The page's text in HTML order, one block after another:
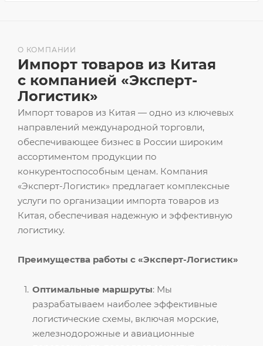
Импорт товаров из Китая — одно из ключевых
направлений международной торговли,
обеспечивающее бизнес в России широким
ассортиментом продукции по
конкурентоспособным ценам. Компания
«Эксперт-Логистик» предлагает комплексные
услуги по организации импорта товаров из
Китая, обеспечивая надежную и эффективную
логистику.
Преимущества работы с «Эксперт-Логистик»
Оптимальные маршруты: Мы
разрабатываем наиболее эффективные
логистические схемы, включая морские,
железнодорожные и авиационные
О КОМПАНИИ
Импорт товаров из Китая
с компанией «Эксперт-
Логистик»